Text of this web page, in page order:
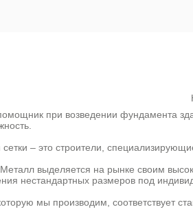
при возведении фундамента
– это строители,
выделяется на рынке своим
нестандартных размеров под
мы производим, соответствует